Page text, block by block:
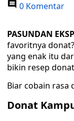
0 Komentar
PASUNDAN
favoritnya
yang enak itu
bikin resep
Biar cobain rasa
Donat